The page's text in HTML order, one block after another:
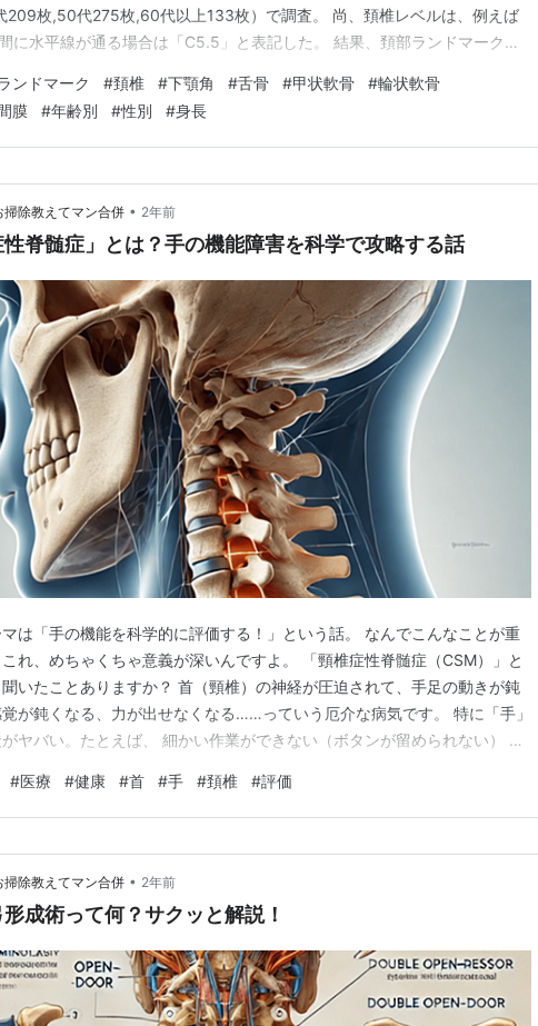
209枚,50代275枚,60代以上133枚）で調査。 尚、頚椎レベルは、例えば
に水平線が通る場合は「C5.5」と表記した。 結果、頚部ランドマークの
別,年齢,身長により異なり、それに応…
ンドマーク #頚椎 #下顎角 #舌骨 #甲状軟骨 #輪状軟骨
膜 #年齢別 #性別 #身長
掃除教えてマン合併 • 2年前
性脊髄症」とは？手の機能障害を科学で攻略する話
は「手の機能を科学的に評価する！」という話。 なんでこんなことが重
れ、めちゃくちゃ意義が深いんですよ。 「頸椎症性脊髄症（CSM）」と
いたことありますか？ 首（頸椎）の神経が圧迫されて、手足の動きが鈍
覚が鈍くなる、力が出せなくなる……っていう厄介な病気です。 特に「手」
ヤバい。たとえば、 細かい作業ができない（ボタンが留められない） 手
なりますよね。でもこれまで、こうした「手の機能障害」って、感覚的・
評価されてこなかったんです。 そこ…
#医療 #健康 #首 #手 #頚椎 #評価
掃除教えてマン合併 • 2年前
成術って何？サクッと解説！